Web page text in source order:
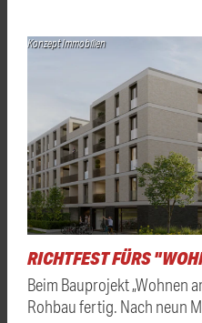
Konzept Immobilien
RICHTFEST FÜRS
Beim Bauprojekt „Wohnen
Rohbau fertig. Nach neun